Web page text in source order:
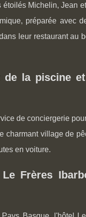
Michelin, Jean
préparée avec
leur restaurant au
de la piscine
de conciergerie
charmant village de
en voiture.
Frères